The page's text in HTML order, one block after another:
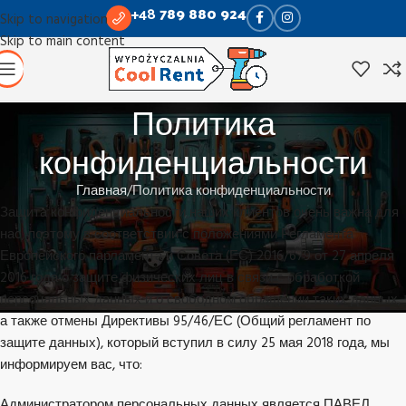
Skip to navigation
Skip to main content
+48789 880 924
Политика
конфиденциальности
Главная Политика конфиденциальности
Защита конфиденциальности наших клиентов очень важна для
нас, поэтому в соответствии с положениями Регламента
Европейского парламента и Совета (ЕС) 2016/679 от 27 апреля
2016 года о защите физических лиц в связи с обработкой
персональных данных и о свободном обращении таких данных,
а также отмены Директивы 95/46/ЕС (Общий регламент по
защите данных), который вступил в силу 25 мая 2018 года, мы
информируем вас, что: